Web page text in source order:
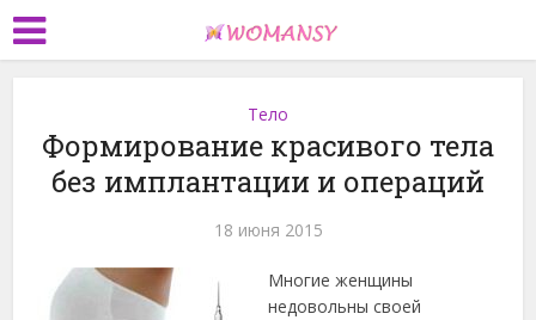
Тело
Формирование красивого тела
без имплантации и операций
18 июня 2015
Многие женщины
недовольны своей